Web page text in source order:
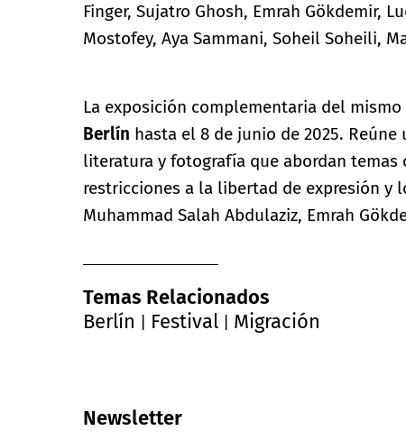
Finger, Sujatro Ghosh, Emrah Gökdemir,
Mostofey, Aya Sammani, Soheil Soheili,
La exposición complementaria del
Berlín hasta el 8 de junio de 2025.
literatura y fotografía que abordan
restricciones a la libertad de expresión y
Muhammad Salah Abdulaziz, Emrah
Temas Relacionados
Berlín
Festival Migración
Newsletter